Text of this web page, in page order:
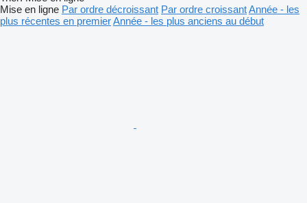
Mise en ligne Par ordre décroissant Par ordre croissantAnnée - les
plus récentes en premierAnnée - les plus anciens au début